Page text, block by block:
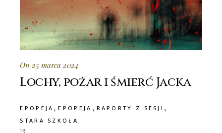
On 25 marca 2024
Lochy, pożar i śmierć Jacka
EPOPEJA ,EPOPEJA , RAPORTY Z SESJI ,
STARA SZKOŁA